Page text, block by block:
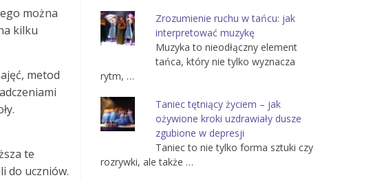
można
kilku
metod
te
do uczniów.
Zrozumienie ruchu w tańcu: jak
interpretować muzykę
Muzyka to nieodłączny element
tańca, który nie tylko wyznacza
rytm, …
Taniec tętniący życiem – jak
ożywione kroki uzdrawiały dusze
zgubione w depresji
Taniec to nie tylko forma sztuki czy
rozrywki, ale także …